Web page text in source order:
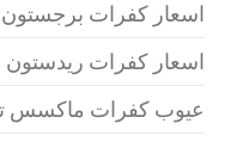
اسعار كفرات برجستون
اسعار كفرات ريدستون
عيوب كفرات ماكسس